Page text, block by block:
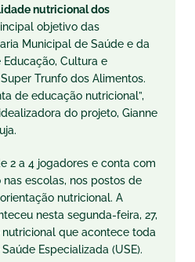
nutricional dos
objetivo das
Municipal de Saúde e da
Cultura e
Trunfo dos Alimentos.
de educação nutricional”,
do projeto, Gianne
2 a 4 jogadores e conta com
escolas, nos postos de
nutricional. A
nesta segunda-feira, 27,
que acontece toda
Especializada (USE).